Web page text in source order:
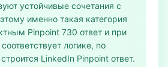
устойчивые сочетания с
именно такая категория
Pinpoint 730 ответ и при
логике, по
LinkedIn Pinpoint ответ.